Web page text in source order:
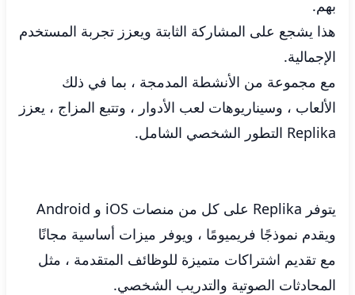
بهم.
هذا يشجع على المشاركة الثابتة ويعزز تجربة المستخدم
الإجمالية.
مع مجموعة من الأنشطة المدمجة ، بما في ذلك
الألعاب ، وسيناريوهات لعب الأدوار ، وتتبع المزاج ، يعزز
Replika التطور الشخصي الشامل.
يتوفر Replika على كل من منصات iOS و Android
ويقدم نموذجًا فريميومًا ، ويوفر ميزات أساسية مجانًا
مع تقديم اشتراكات متميزة للوظائف المتقدمة ، مثل
المحادثات الصوتية والتدريب الشخصي.